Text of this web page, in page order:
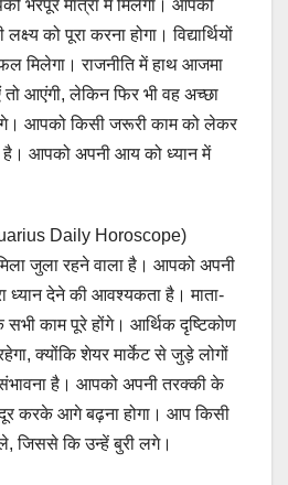
भरपूर मात्रा में मिलेगा। आपको
को पूरा करना होगा। विद्यार्थियों
मिलेगा। राजनीति में हाथ आजमा
आएंगी, लेकिन फिर भी वह अच्छा
आपको किसी जरूरी काम को लेकर
आपको अपनी आय को ध्यान में
Daily Horoscope)
जुला रहने वाला है। आपको अपनी
ध्यान देने की आवश्यकता है। माता-
काम पूरे होंगे। आर्थिक दृष्टिकोण
क्योंकि शेयर मार्केट से जुड़े लोगों
है। आपको अपनी तरक्की के
दूर करके आगे बढ़ना होगा। आप किसी
जिससे कि उन्हें बुरी लगे।